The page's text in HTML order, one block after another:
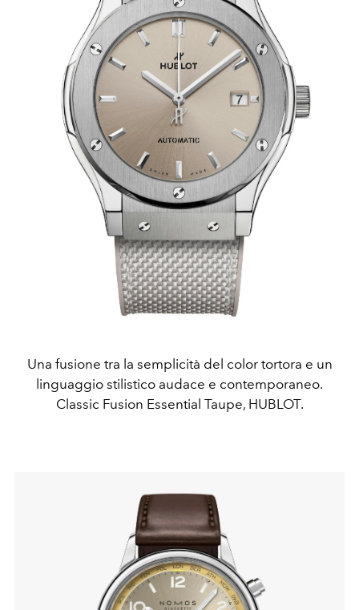
Una fusione tra la semplicità del color tortora e un
linguaggio stilistico audace e contemporaneo.
Classic Fusion Essential Taupe, HUBLOT.